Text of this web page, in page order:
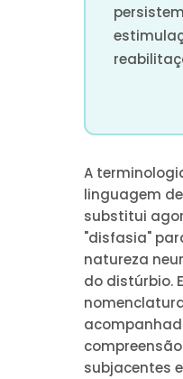
A
linguagem
substitui
"disfasia"
natureza
do distúrbio.
subjacentes